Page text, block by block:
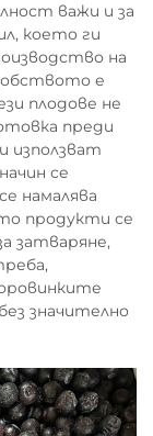
важи и за
което ги
на
е
плодове не
преди
използват
се
намалява
продукти се
затваряне,
значително